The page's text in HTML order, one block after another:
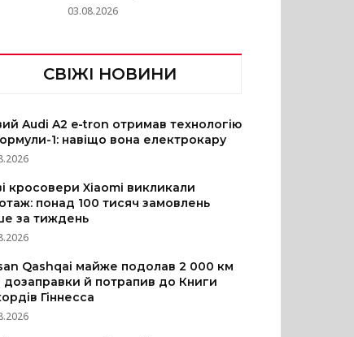
03.08.2026
СВІЖІ НОВИНИ
Audi A2 e-tron отримав технологію
1: навіщо вона електрокару
кросовери Xiaomi викликали
понад 100 тисяч замовлень
за тиждень
Qashqai майже подолав 2 000 км
дозаправки й потрапив до Книги
Гіннесса